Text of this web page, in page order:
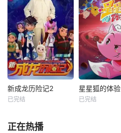
新成龙历险记2
已完结
星星狐的体验
已完结
正在热播